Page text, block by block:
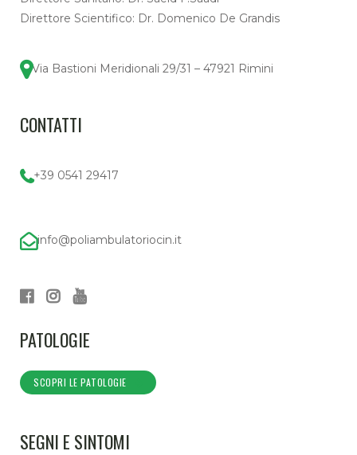
Direttore Scientifico: Dr. Domenico De Grandis
Via Bastioni Meridionali 29/31 – 47921 Rimini
CONTATTI
+39 0541 29417
info@poliambulatoriocin.it
PATOLOGIE
SCOPRI LE PATOLOGIE
SEGNI E SINTOMI